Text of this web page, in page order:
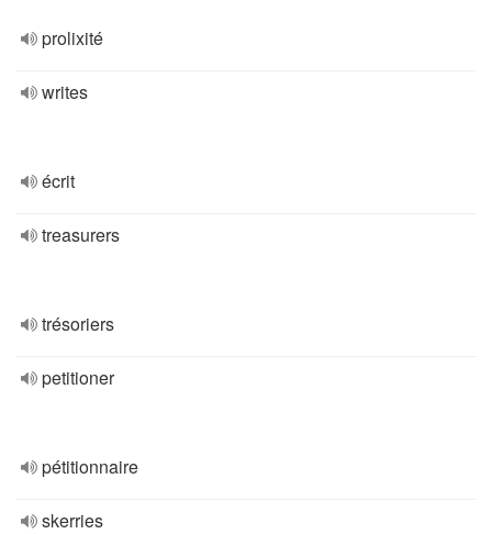
prolixité
writes
écrit
treasurers
trésoriers
petitioner
pétitionnaire
skerries